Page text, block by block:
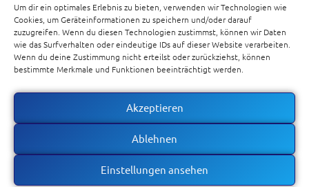
Um dir ein optimales Erlebnis zu bieten, verwenden wir Technologien wie
Cookies, um Geräteinformationen zu speichern und/oder darauf
zuzugreifen. Wenn du diesen Technologien zustimmst, können wir Daten
wie das Surfverhalten oder eindeutige IDs auf dieser Website verarbeiten.
Wenn du deine Zustimmung nicht erteilst oder zurückziehst, können
bestimmte Merkmale und Funktionen beeinträchtigt werden.
Akzeptieren
Ablehnen
Einstellungen ansehen
Software nach Maß GmbH
Odilienplatz 10
66763 Dillingen
Deutschland
Tel.: +49 6831
kontakt@s-und-
Kontakt
Impressum
Datenschutzerklärung